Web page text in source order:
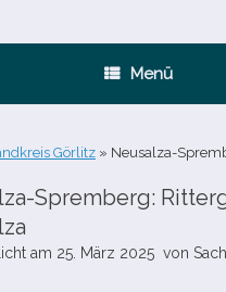
Menü
Görlitz » Neusalza-​
​Spremberg:
am 25. März 2025 von